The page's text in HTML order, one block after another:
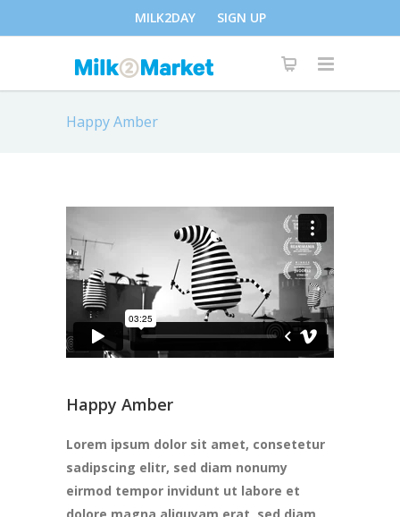
MILK2DAY SIGN UP
Happy Amber
Happy Amber
Lorem ipsum dolor sit amet, consetetur
sadipscing elitr, sed diam nonumy
eirmod tempor invidunt ut labore et
dolore magna aliquyam erat, sed diam